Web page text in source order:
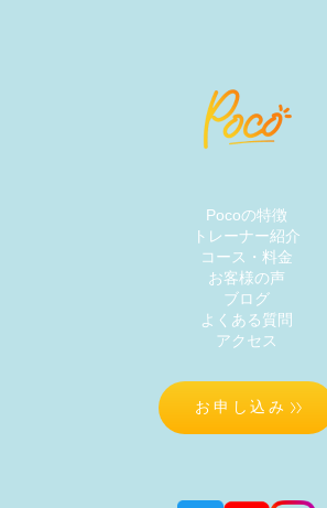
Pocoの特徴
トレーナー紹介
コース・料金
お客様の声
ブログ
よくある質問
アクセス
お申し込み